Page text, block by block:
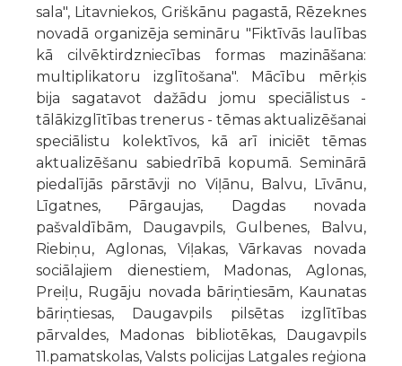
sala", Litavniekos, Griškānu pagastā, Rēzeknes
novadā organizēja semināru "Fiktīvās laulības
kā cilvēktirdzniecības formas mazināšana:
multiplikatoru izglītošana". Mācību mērķis
bija sagatavot dažādu jomu speciālistus -
tālākizglītības trenerus - tēmas aktualizēšanai
speciālistu kolektīvos, kā arī iniciēt tēmas
aktualizēšanu sabiedrībā kopumā. Seminārā
piedalījās pārstāvji no Viļānu, Balvu, Līvānu,
Līgatnes, Pārgaujas, Dagdas novada
pašvaldībām, Daugavpils, Gulbenes, Balvu,
Riebiņu, Aglonas, Viļakas, Vārkavas novada
sociālajiem dienestiem, Madonas, Aglonas,
Preiļu, Rugāju novada bāriņtiesām, Kaunatas
bāriņtiesas, Daugavpils pilsētas izglītības
pārvaldes, Madonas bibliotēkas, Daugavpils
11.pamatskolas, Valsts policijas Latgales reģiona